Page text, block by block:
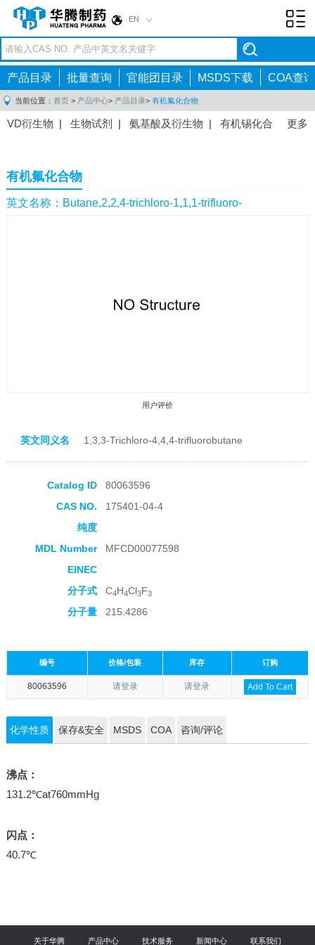
EN
产品目录 批量查询 官能团目录 MSDS下载 COA查询
当前位置： 首页 > 产品中心> 产品目录> 有机氟化合物
更多
VD衍生物 | 生物试剂 | 氨基酸及衍生物 | 有机锡化合
间体|抗高血压药物中间体
感染药物中间体|
体|抗精神病药物中间体 抗炎药物中间体
有机氟化合物
英文名称：Butane,2,2,4-trichloro-1,1,1-trifluoro-
用户评价
收藏产品
英文同义名 1,3,3-Trichloro-4,4,4-trifluorobutane
Catalog ID
80063596
CAS NO.
175401-04-4
纯度
MDL Number
MFCD00077598
EINEC
分子式
C4H4Cl3F3
分子量 215.4286
编号 价格/包装 库存 订购
80063596 请登录 请登录 Add To Cart
化学性质 保存&安全 MSDS COA 咨询/评论
沸点：
131.2℃at760mmHg
闪点：
40.7℃
关于华腾 产品中心 技术服务 新闻中心 联系我们